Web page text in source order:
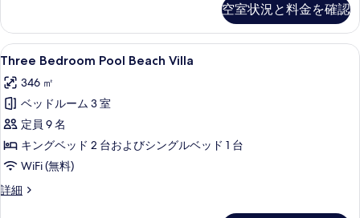
す
べ
て
の
写
真
を
表
示
with
Pool
+
の
詳
空室状況と料金を確認
Three
Bedroom
Pool
Beach
Villa
の
す
べ
Three Bedroom Pool Beach Villa | エ
8
Three Bedroom Pool Beach Villa
346 ㎡
ベッドルーム 3 室
定員 9 名
キングベッド 2 台およびシングルベッド 1 台
WiFi (無料)
詳細
Three